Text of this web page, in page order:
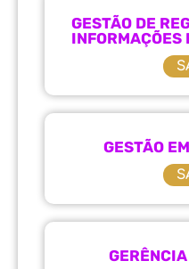
GESTÃO
GESTÃO DE
INFORMAÇÕES